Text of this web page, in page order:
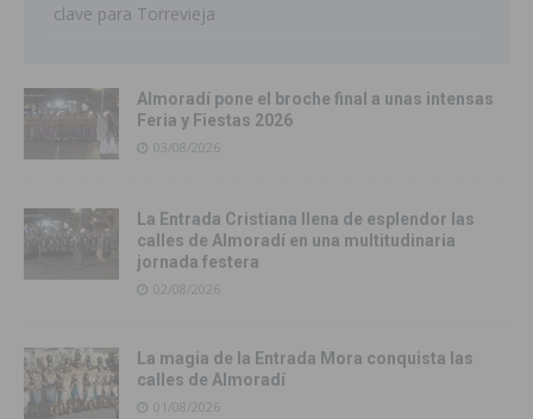
clave para Torrevieja
Almoradí pone el broche final a unas intensas
Feria y Fiestas 2026
03/08/2026
La Entrada Cristiana llena de esplendor las
calles de Almoradí en una multitudinaria
jornada festera
02/08/2026
La magia de la Entrada Mora conquista las
calles de Almoradí
01/08/2026